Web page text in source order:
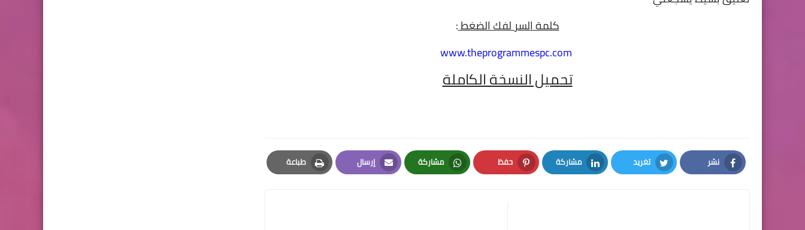
كلمة السر لفك الضغط:
www.theprogrammespc.com
تحميل النسخة الكاملة
نشر
Facebook
تغريد
Twitter
مشاركة
LinkedIn
حفظ
Pinterest
مشاركة
Whatsapp
إرسال
Email
طباعة
Print